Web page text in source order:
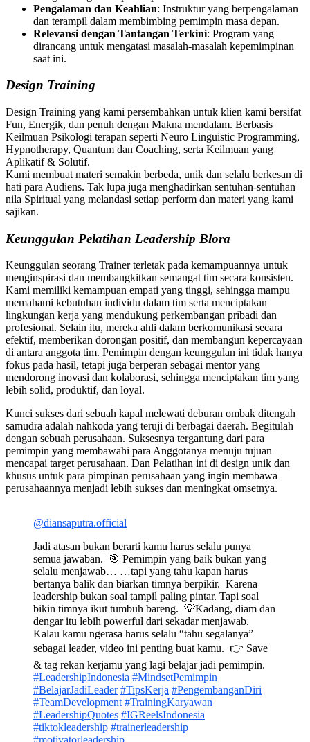
Pengalaman dan Keahlian: Instruktur yang berpengalaman
dan terampil dalam membimbing pemimpin masa depan.
Relevansi dengan Tantangan Terkini: Program yang
dirancang untuk mengatasi masalah-masalah kepemimpinan
saat ini.
Design Training
Design Training yang kami persembahkan untuk klien kami bersifat
Fun, Energik, dan penuh dengan Makna mendalam. Berbasis
Keilmuan Psikologi terapan seperti Neuro Linguistic Programming,
Hypnotherapy, Quantum dan Coaching, serta Keilmuan yang
Aplikatif & Solutif.
Kami membuat materi semakin berbeda, unik dan selalu berkesan di
hati para Audiens. Tak lupa juga menghadirkan sentuhan-sentuhan
nila Spiritual yang melandasi setiap perform dan materi yang kami
sajikan.
Keunggulan Pelatihan Leadership Blora
Keunggulan seorang Trainer terletak pada kemampuannya untuk
menginspirasi dan membangkitkan semangat tim secara konsisten.
Kami memiliki kemampuan empati yang tinggi, sehingga mampu
memahami kebutuhan individu dalam tim serta menciptakan
lingkungan kerja yang mendukung perkembangan pribadi dan
profesional. Selain itu, mereka ahli dalam berkomunikasi secara
efektif, memberikan dorongan positif, dan membangun kepercayaan
di antara anggota tim. Pemimpin dengan keunggulan ini tidak hanya
fokus pada hasil, tetapi juga berperan sebagai mentor yang
mendorong inovasi dan kolaborasi, sehingga menciptakan tim yang
lebih solid, produktif, dan loyal.
Kunci sukses dari sebuah kapal melewati deburan ombak ditengah
samudra adalah nahkoda yang teruji di berbagai daerah. Begitulah
dengan sebuah perusahaan. Suksesnya tergantung dari para
pemimpin yang membawahi para Anggotanya menuju tujuan
mencapai target perusahaan. Dan Pelatihan ini di design unik dan
khusus untuk para pimpinan perusahaan yang ingin membawa
perusahaannya menjadi lebih sukses dan meningkat omsetnya.
@diansaputra.official
Jadi atasan bukan berarti kamu harus selalu punya
semua jawaban. ⁣ 🎯 Pemimpin yang baik bukan yang
selalu menjawab… …tapi yang tahu kapan harus
bertanya balik dan biarkan timnya berpikir. ⁣ Karena
leadership bukan soal tampil paling pintar. Tapi soal
bikin timnya ikut tumbuh bareng. ⁣ 💡Kadang, diam dan
dengar itu lebih powerful dari sekadar menjawab. ⁣
Kalau kamu ngerasa harus selalu “tahu segalanya”
sebagai leader, video ini penting buat kamu. ⁣ 👉 Save
& tag rekan kerjamu yang lagi belajar jadi pemimpin. ⁣
#LeadershipIndonesia #MindsetPemimpin
#BelajarJadiLeader #TipsKerja #PengembanganDiri
#TeamDevelopment #TrainingKaryawan
#LeadershipQuotes #IGReelsIndonesia
#tiktokleadership #trainerleadership